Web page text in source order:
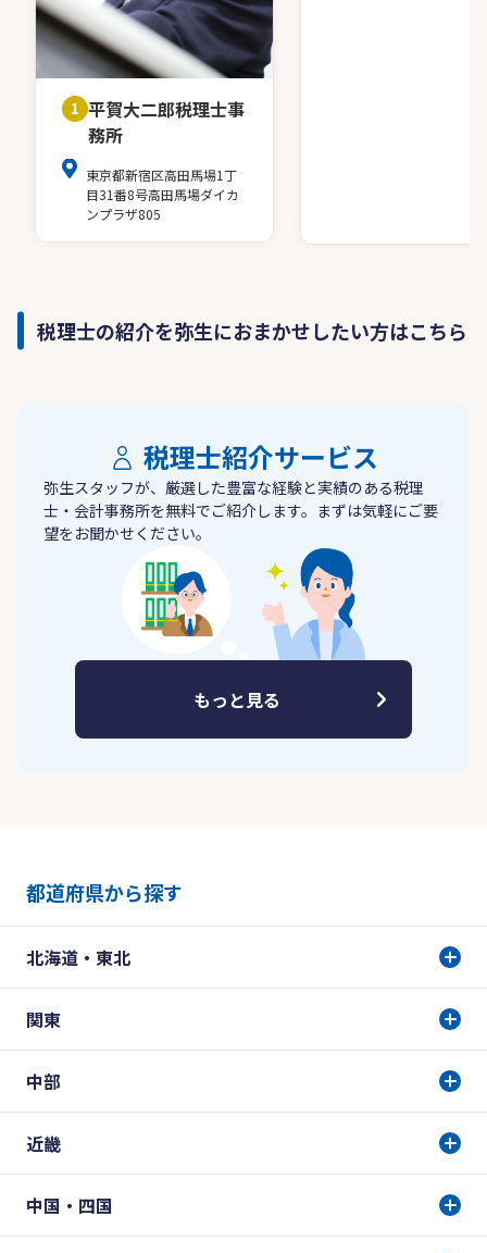
1 平賀大二郎税理士事
務所
東京都新宿区高田馬場1丁
目31番8号高田馬場ダイカ
ンプラザ805
税理士の紹介を弥生におまかせしたい方はこちら
税理士紹介サービス
弥生スタッフが、厳選した豊富な経験と実績のある税理
士・会計事務所を無料でご紹介します。まずは気軽にご要
望をお聞かせください。
もっと見る
都道府県から探す
北海道・東北
関東
中部
近畿
中国・四国